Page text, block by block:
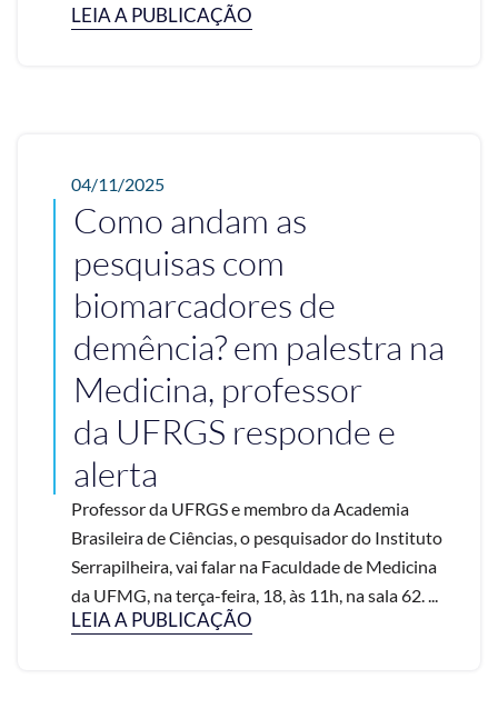
LEIA A PUBLICAÇÃO
04/11/2025
Como andam as
pesquisas com
biomarcadores de
demência? em palestra na
Medicina, professor
da UFRGS responde e
alerta
Professor da UFRGS e membro da Academia
Brasileira de Ciências, o pesquisador do Instituto
Serrapilheira, vai falar na Faculdade de Medicina
da UFMG, na terça-feira, 18, às 11h, na sala 62. ...
LEIA A PUBLICAÇÃO